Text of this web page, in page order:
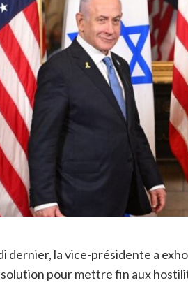
dernier, la vice-présidente a
pour mettre fin aux